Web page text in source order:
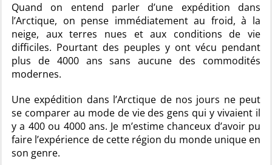
Quand on entend parler d’une expédition dans
l’Arctique, on pense immédiatement au froid, à la
neige, aux terres nues et aux conditions de vie
difficiles. Pourtant des peuples y ont vécu pendant
plus de 4000 ans sans aucune des commodités
modernes.
Une expédition dans l’Arctique de nos jours ne peut
se comparer au mode de vie des gens qui y vivaient il
y a 400 ou 4000 ans. Je m’estime chanceux d’avoir pu
faire l’expérience de cette région du monde unique en
son genre.